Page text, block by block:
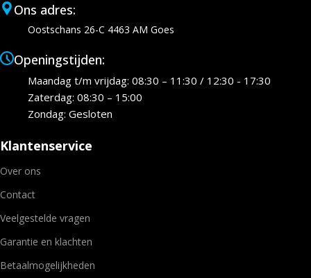
Ons adres:
Oostschans 26-C 4463 AM Goes
Openingstijden:
Maandag t/m vrijdag: 08:30 – 11:30 / 12:30 - 17:30
Zaterdag: 08:30 – 15:00
Zondag: Gesloten
Klantenservice
Over ons
Contact
Veelgestelde vragen
Garantie en klachten
Betaalmogelijkheden